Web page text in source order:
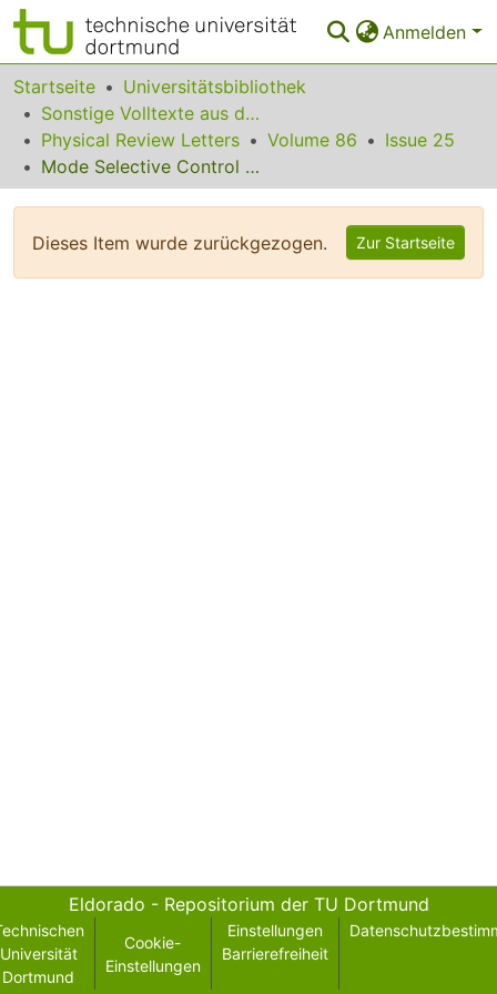
Anmelden
Bereiche & Sammlungen
Das gesamte Repositorium
Statistiken
Startseite
Universitätsbibliothek
Sonstige Volltexte aus dem Bibliotheksangebot
Physical Review Letters
Volume 86
Issue 25
Mode Selective Control of Drift Wave Turbulence
Dieses Item wurde zurückgezogen. Zur Startseite
Eldorado - Repositorium der TU Dortmund
Universität
Dortmund
Cookie-
Einstellungen
Einstellungen
Barrierefreiheit